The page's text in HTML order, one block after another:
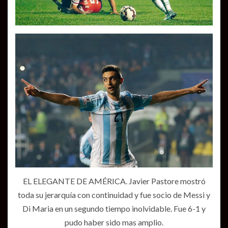
EL ELEGANTE DE AMÉRICA. Javier Pastore mostró
toda su jerarquía con continuidad y fue socio de Messi y
Di Maria en un segundo tiempo inolvidable. Fue 6-1 y
pudo haber sido mas amplio.